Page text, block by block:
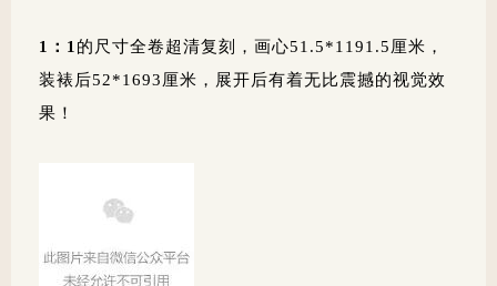
1：1 的尺寸全卷超清复刻，画心51.5*1191.5厘米，
装裱后52*1693厘米，展开后有着无比震撼的视觉效
果！